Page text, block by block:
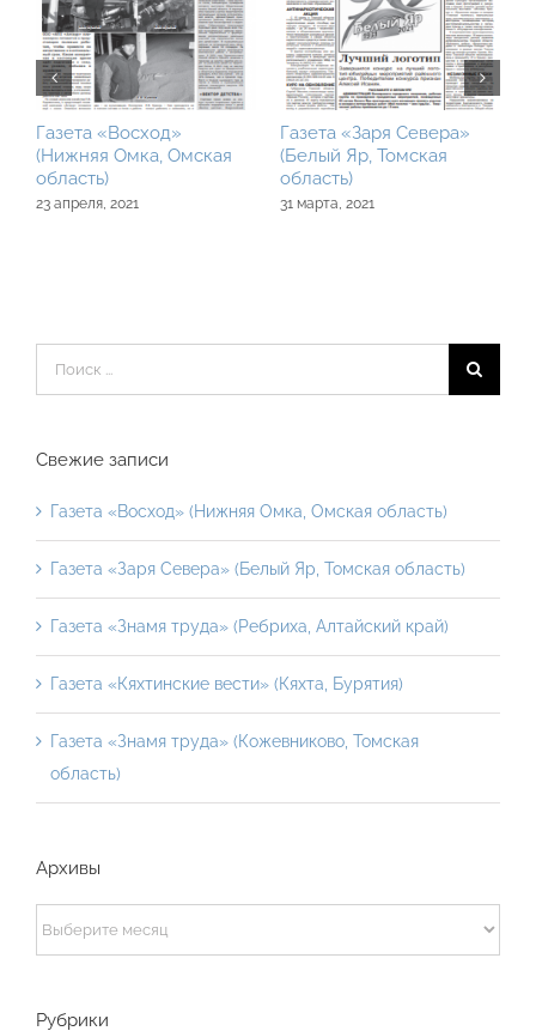
Газета «Восход»
(Нижняя Омка, Омская
область)
23 апреля, 2021
Газета «Заря Севера»
(Белый Яр, Томская
область)
31 марта, 2021
поиска:
Свежие записи
Газета «Восход» (Нижняя Омка, Омская область)
Газета «Заря Севера» (Белый Яр, Томская область)
Газета «Знамя труда» (Ребриха, Алтайский край)
Газета «Кяхтинские вести» (Кяхта, Бурятия)
Газета «Знамя труда» (Кожевниково, Томская
область)
Архивы
Рубрики